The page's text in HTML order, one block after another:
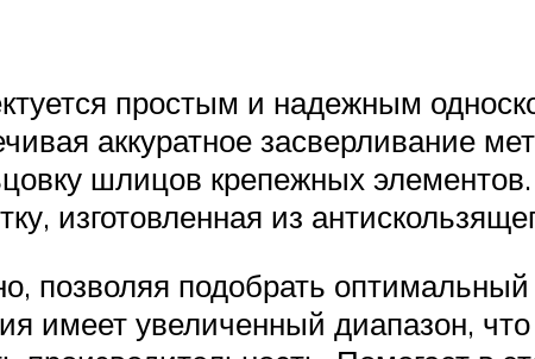
простым и надежным
аккуратное засверливание
шлицов крепежных
изготовленная из
позволяя подобрать
имеет увеличенный диапазон, что